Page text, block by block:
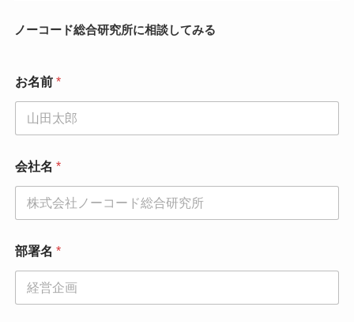
ノーコード総合研究所に相談してみる
意
事
事
項
部
名
お名前 *
会社名 *
部署名 *